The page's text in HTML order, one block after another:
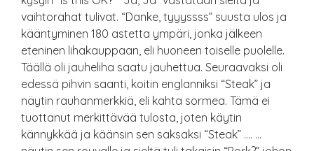
vaihtorahat tulivat. “Danke, tyyyssss” suusta ulos ja
kääntyminen 180 astetta ympäri, jonka jälkeen
eteninen lihakauppaan, eli huoneen toiselle puolelle.
Täällä oli jauheliha saatu jauhettua. Seuraavaksi oli
edessä pihvin saanti, koitin englanniksi “Steak” ja
näytin rauhanmerkkiä, eli kahta sormea. Tämä ei
tuottanut merkittävää tulosta, joten käytin
kännykkää ja käänsin sen saksaksi “Steak” …. …